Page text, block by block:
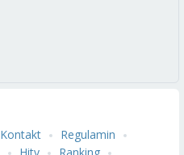
Kontakt
Regulamin